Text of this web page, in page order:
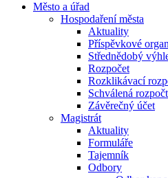
Město a úřad
Hospodaření města
Aktuality
Příspěvkové
Střednědobý
Rozpočet
Rozklikávací
Schválená
Závěrečný účet
Magistrát
Aktuality
Formuláře
Tajemník
Odbory